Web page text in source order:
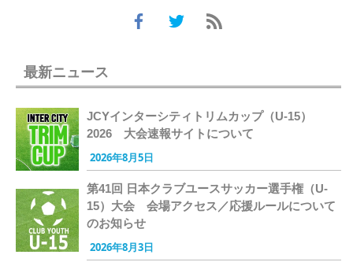
最新ニュース
JCYインターシティトリムカップ（U-15）
2026 大会速報サイトについて
2026年8月5日
第41回 日本クラブユースサッカー選手権（U-
15）大会 会場アクセス／応援ルールについて
のお知らせ
2026年8月3日